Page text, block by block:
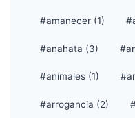
#amanecer (1)
#anahata (3)
#animales (1)
#arrogancia (2)